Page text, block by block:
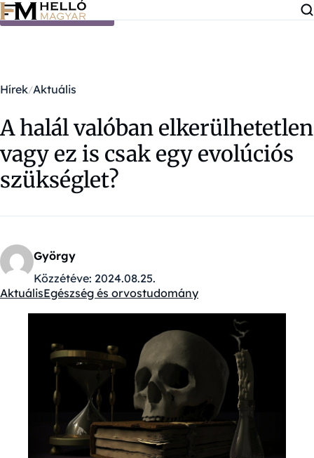
Ugrás a tartalomra
Hírek Aktuális
A halál valóban elkerülhetetlen
vagy ez is csak egy evolúciós
szükséglet?
György
Közzétéve: 2024.08.25.
Kategóriák:
AktuálisEgészség és orvostudomány